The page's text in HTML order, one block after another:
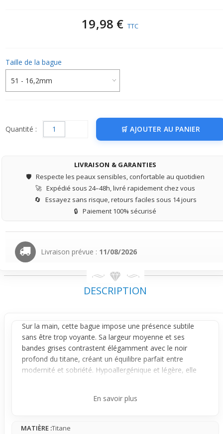
19,98 € TTC
Taille de la bague
Quantité : AJOUTER AU PANIER
LIVRAISON & GARANTIES
🛡️ Respecte les peaux sensibles, confortable au quotidien
🚀 Expédié sous 24–48h, livré rapidement chez vous
🔄 Essayez sans risque, retours faciles sous 14 jours
🔒 Paiement 100% sécurisé
Livraison prévue : 11/08/2026
DESCRIPTION
Sur la main, cette bague impose une présence subtile
sans être trop voyante. Sa largeur moyenne et ses
bandes grises contrastent élégamment avec le noir
profond du titane, créant un équilibre parfait entre
modernité et sobriété. Hypoallergénique et légère, elle
fines bandes grises qui apportent un effet visuel marqué
En savoir plus
MATIÈRE :Titane